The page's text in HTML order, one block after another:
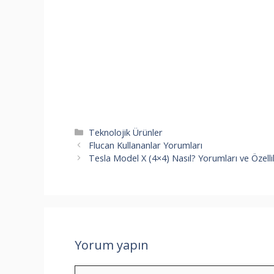
Kategoriler
Teknolojik Ürünler
Flucan Kullananlar Yorumları
Tesla Model X (4×4) Nasıl? Yorumları ve
Yorum yapın